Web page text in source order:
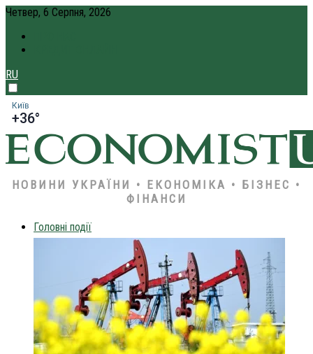
Четвер, 6 Серпня, 2026
RU
Київ
+36°
НОВИНИ УКРАЇНИ • ЕКОНОМІКА • БІЗНЕС •
ФІНАНСИ
Головні події